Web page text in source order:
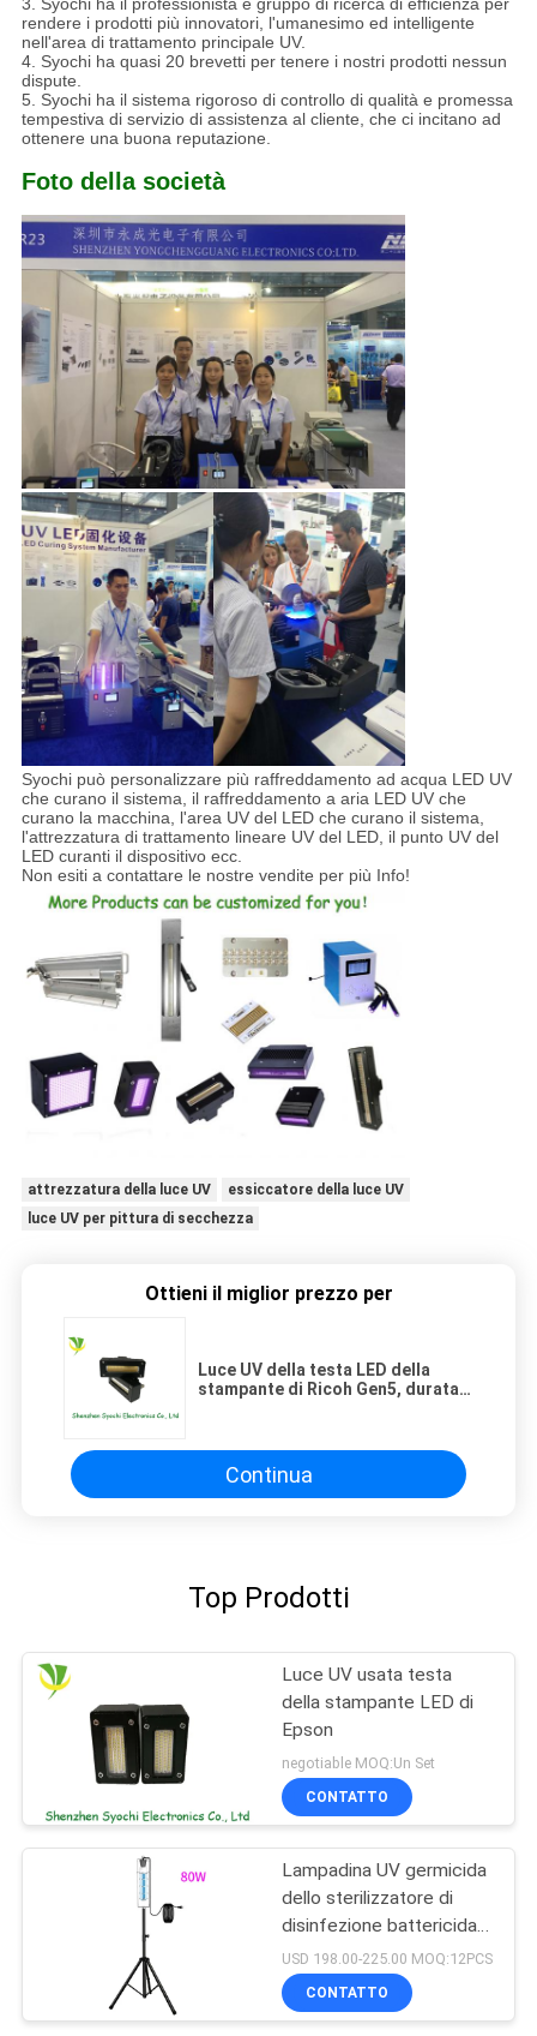
rendere i prodotti più innovatori, l'umanesimo ed intelligente
nell'area di trattamento principale UV.
4. Syochi ha quasi 20 brevetti per tenere i nostri prodotti nessun
dispute.
5. Syochi ha il sistema rigoroso di controllo di qualità e promessa
tempestiva di servizio di assistenza al cliente, che ci incitano ad
ottenere una buona reputazione.
Foto della società
Syochi può personalizzare più raffreddamento ad acqua LED UV
che curano il sistema, il raffreddamento a aria LED UV che
curano la macchina, l'area UV del LED che curano il sistema,
l'attrezzatura di trattamento lineare UV del LED, il punto UV del
LED curanti il dispositivo ecc.
Non esiti a contattare le nostre vendite per più Info!
attrezzatura della luce UV
essiccatore della luce UV
luce UV per pittura di secchezza
Ottieni il miglior prezzo per
Luce UV della testa LED della
stampante di Ricoh Gen5, durata
dell'inchiostro
Continua
Top Prodotti
Luce UV usata testa
della stampante LED di
Epson
negotiable MOQ:Un Set
CONTATTO
Lampadina UV germicida
dello sterilizzatore di
disinfezione battericida
UV-C portatile 254nm di
luce UV
USD 198.00-225.00 MOQ:12PCS
CONTATTO